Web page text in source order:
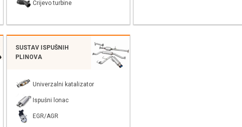
Crijevo turbine
SUSTAV ISPUŠNIH
PLINOVA
Univerzalni katalizator
Ispušni lonac
EGR/AGR